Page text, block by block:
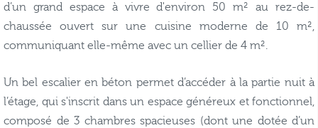
d’un grand espace à vivre d'environ 50 m² au rez-de-
chaussée ouvert sur une cuisine moderne de 10 m²,
communiquant elle-même avec un cellier de 4 m².
Un bel escalier en béton permet d’accéder à la partie nuit à
l’étage, qui s'inscrit dans un espace généreux et fonctionnel,
composé de 3 chambres spacieuses (dont une dotée d’un